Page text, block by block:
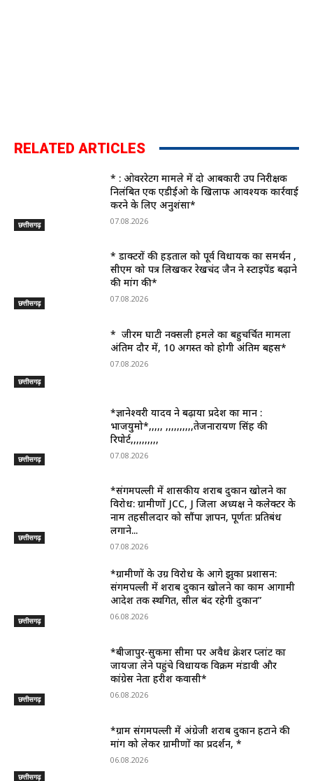
RELATED ARTICLES
छत्तीसगढ़
* : ओवररेटिंग मामले में दो आबकारी उप निरीक्षक
निलंबित एक एडीईओ के खिलाफ आवश्यक कार्रवाई
करने के लिए अनुशंसा*
07.08.2026
छत्तीसगढ़
* डाक्टरों की हड़ताल को पूर्व विधायक का समर्थन ,
सीएम को पत्र लिखकर रेखचंद जैन ने स्टाइपेंड बढ़ाने
की मांग की*
07.08.2026
छत्तीसगढ़
* जीरम घाटी नक्सली हमले का बहुचर्चित मामला
अंतिम दौर में, 10 अगस्त को होगी अंतिम बहस*
07.08.2026
छत्तीसगढ़
*ज्ञानेश्वरी यादव ने बढ़ाया प्रदेश का मान :
भाजयुमो*,,,,, ,,,,,,,,,,तेजनारायण सिंह की
रिपोर्ट,,,,,,,,,,
07.08.2026
छत्तीसगढ़
*संगमपल्ली में शासकीय शराब दुकान खोलने का
विरोध: ग्रामीणों JCC, J जिला अध्यक्ष ने कलेक्टर के
नाम तहसीलदार को सौंपा ज्ञापन, पूर्णतः प्रतिबंध
लगाने...
07.08.2026
छत्तीसगढ़
*ग्रामीणों के उग्र विरोध के आगे झुका प्रशासन:
संगमपल्ली में शराब दुकान खोलने का काम आगामी
आदेश तक स्थगित, सील बंद रहेगी दुकान”
06.08.2026
छत्तीसगढ़
*बीजापुर-सुकमा सीमा पर अवैध क्रेशर प्लांट का
जायजा लेने पहुंचे विधायक विक्रम मंडावी और
कांग्रेस नेता हरीश कवासी*
06.08.2026
छत्तीसगढ़
*ग्राम संगमपल्ली में अंग्रेजी शराब दुकान हटाने की
मांग को लेकर ग्रामीणों का प्रदर्शन, *
06.08.2026